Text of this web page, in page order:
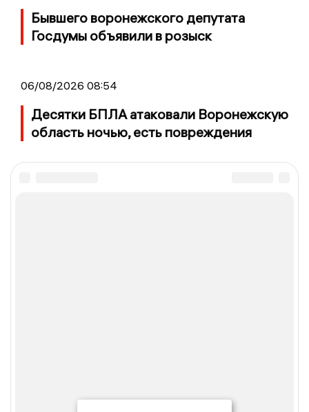
Бывшего воронежского депутата
Госдумы объявили в розыск
06/08/2026 08:54
Десятки БПЛА атаковали Воронежскую
область ночью, есть повреждения